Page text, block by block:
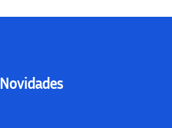
Novidades